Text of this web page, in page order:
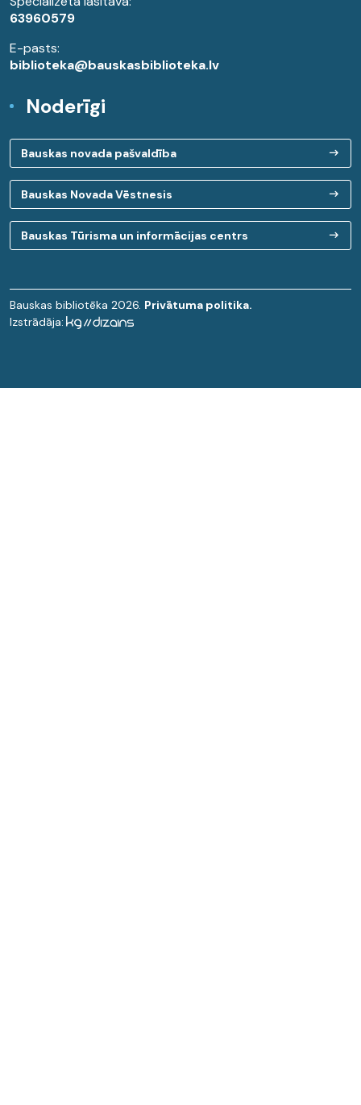
63960579
E-pasts:
biblioteka@bauskasbiblioteka.lv
Noderīgi
Bauskas novada pašvaldība
Bauskas Novada Vēstnesis
Bauskas Tūrisma un informācijas centrs
Bauskas bibliotēka 2026. Privātuma politika.
Izstrādāja: